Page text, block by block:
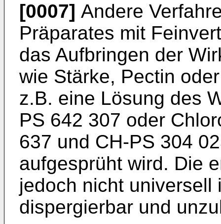
[0007] Andere
Präparates mit
das Aufbringen der
wie Stärke, Pectin
z.B. eine Lösung des
PS 642 307 oder
637 und CH-PS 304
aufgesprüht wird. Die
jedoch nicht universell
dispergierbar und